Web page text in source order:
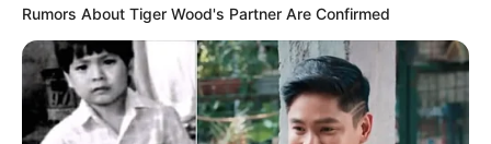
Rumors About Tiger Wood's Partner Are Confirmed